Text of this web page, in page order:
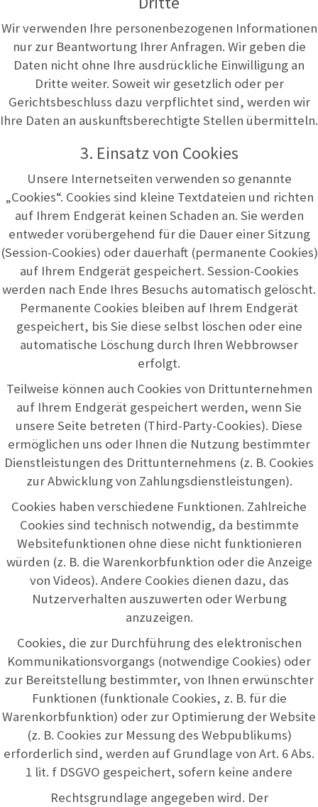
Wir verwenden Ihre personenbezogenen Informationen
nur zur Beantwortung Ihrer Anfragen. Wir geben die
Daten nicht ohne Ihre ausdrückliche Einwilligung an
Dritte weiter. Soweit wir gesetzlich oder per
Gerichtsbeschluss dazu verpflichtet sind, werden wir
Ihre Daten an auskunftsberechtigte Stellen übermitteln.
3. Einsatz von Cookies
Unsere Internetseiten verwenden so genannte
„Cookies“. Cookies sind kleine Textdateien und richten
auf Ihrem Endgerät keinen Schaden an. Sie werden
entweder vorübergehend für die Dauer einer Sitzung
(Session-Cookies) oder dauerhaft (permanente Cookies)
auf Ihrem Endgerät gespeichert. Session-Cookies
werden nach Ende Ihres Besuchs automatisch gelöscht.
Permanente Cookies bleiben auf Ihrem Endgerät
gespeichert, bis Sie diese selbst löschen oder eine
automatische Löschung durch Ihren Webbrowser
erfolgt.
Teilweise können auch Cookies von Drittunternehmen
auf Ihrem Endgerät gespeichert werden, wenn Sie
unsere Seite betreten (Third-Party-Cookies). Diese
ermöglichen uns oder Ihnen die Nutzung bestimmter
Dienstleistungen des Drittunternehmens (z. B. Cookies
zur Abwicklung von Zahlungsdienstleistungen).
Cookies haben verschiedene Funktionen. Zahlreiche
Cookies sind technisch notwendig, da bestimmte
Websitefunktionen ohne diese nicht funktionieren
würden (z. B. die Warenkorbfunktion oder die Anzeige
von Videos). Andere Cookies dienen dazu, das
Nutzerverhalten auszuwerten oder Werbung
anzuzeigen.
Cookies, die zur Durchführung des elektronischen
Kommunikationsvorgangs (notwendige Cookies) oder
zur Bereitstellung bestimmter, von Ihnen erwünschter
Funktionen (funktionale Cookies, z. B. für die
Warenkorbfunktion) oder zur Optimierung der Website
(z. B. Cookies zur Messung des Webpublikums)
erforderlich sind, werden auf Grundlage von Art. 6 Abs.
1 lit. f DSGVO gespeichert, sofern keine andere
Rechtsgrundlage angegeben wird. Der